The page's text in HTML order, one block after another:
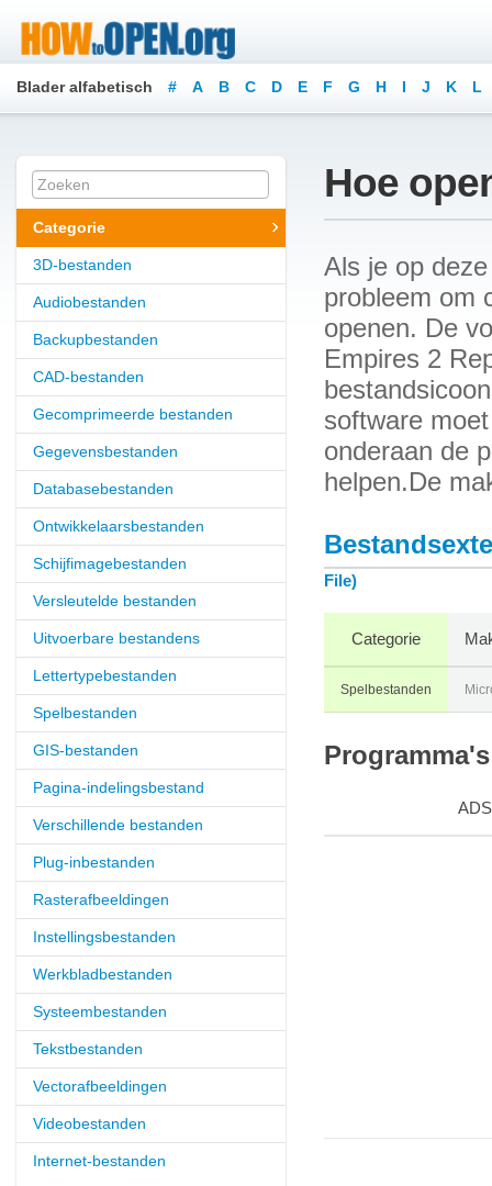
Blader alfabetisch # A B C D E F G H I J K L
Categorie
3D-bestanden
Audiobestanden
Backupbestanden
CAD-bestanden
Gecomprimeerde bestanden
Gegevensbestanden
Databasebestanden
Ontwikkelaarsbestanden
Schijfimagebestanden
Versleutelde bestanden
Uitvoerbare bestandens
Lettertypebestanden
Spelbestanden
GIS-bestanden
Pagina-indelingsbestand
Verschillende bestanden
Plug-inbestanden
Rasterafbeeldingen
Instellingsbestanden
Werkbladbestanden
Systeembestanden
Tekstbestanden
Vectorafbeeldingen
Videobestanden
Internet-bestanden
Hoe
Als je op
probleem om
openen. De
Empires 2
software
onderaan de
helpen.De
File)
Categorie
Spelbestanden
ADS